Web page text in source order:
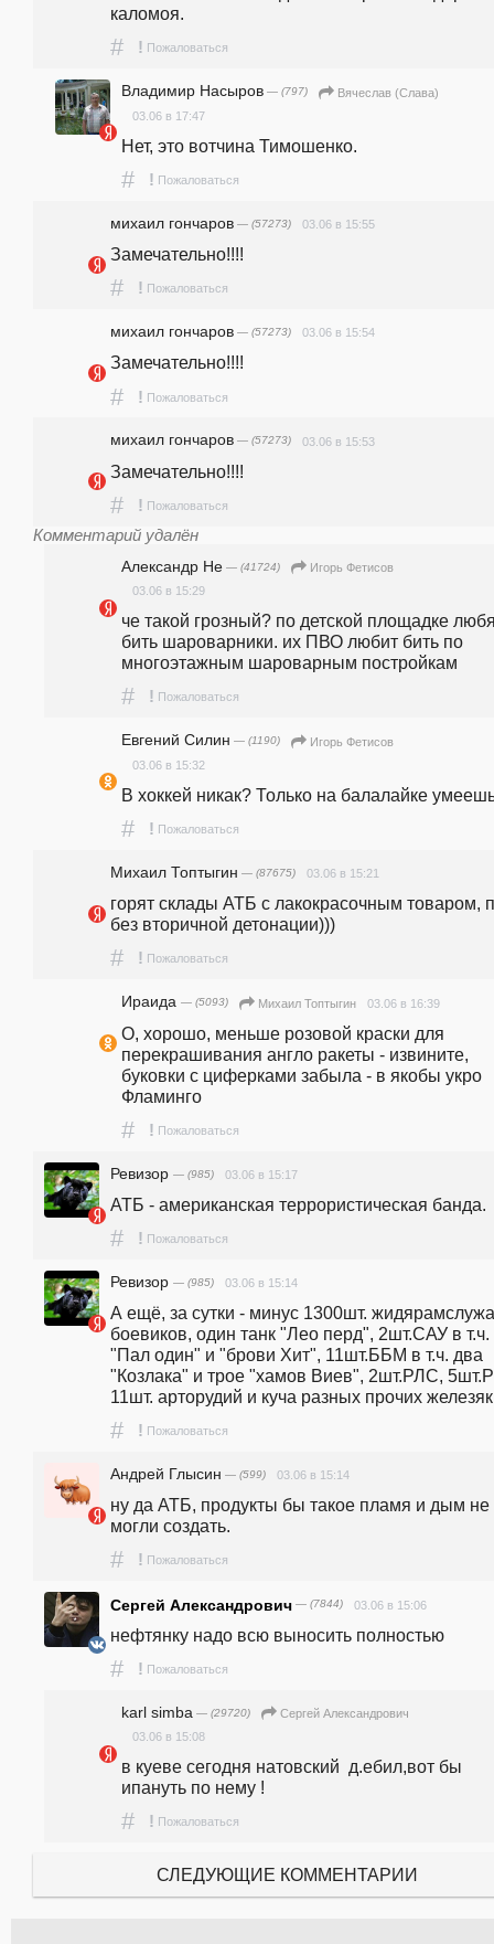
каломоя.
# ! Пожаловаться
Владимир Насыров — (797)
Вячеслав (Слава)
03.06 в 17:47
Нет, это вотчина Тимошенко.
# ! Пожаловаться
михаил гончаров — (57273) 03.06 в 15:55
Замечательно!!!!
# ! Пожаловаться
михаил гончаров — (57273) 03.06 в 15:54
Замечательно!!!!
# ! Пожаловаться
михаил гончаров — (57273) 03.06 в 15:53
Замечательно!!!!
# ! Пожаловаться
Комментарий удалён
Александр Не — (41724)
Игорь Фетисов
03.06 в 15:29
че такой грозный? по детской площадке
бить шароварники. их ПВО любит бить по
многоэтажным шароварным постройкам
# ! Пожаловаться
Евгений Силин — (1190)
Игорь Фетисов
03.06 в 15:32
В хоккей никак? Только на балалайке
# ! Пожаловаться
Михаил Топтыгин — (87675) 03.06 в 15:21
горят склады АТБ с лакокрасочным товаром,
без вторичной детонации)))
# ! Пожаловаться
Ираида — (5093) Михаил Топтыгин 03.06 в 16:39
О, хорошо, меньше розовой краски для
перекрашивания англо ракеты - извините,
буковки с циферками забыла - в якобы укро
Фламинго
# ! Пожаловаться
Ревизор — (985) 03.06 в 15:17
АТБ - американская террористическая банда.
# ! Пожаловаться
Ревизор — (985) 03.06 в 15:14
А ещё, за сутки - минус 1300шт.
боевиков, один танк "Лео перд", 2шт.САУ в т.ч.
"Пал один" и "брови Хит", 11шт.ББМ в т.ч. два
"Козлака" и трое "хамов Виев", 2шт.РЛС,
11шт. арторудий и куча разных прочих
# ! Пожаловаться
Андрей Глысин — (599) 03.06 в 15:14
ну да АТБ, продукты бы такое пламя и дым не
могли создать.
# ! Пожаловаться
Сергей Александрович — (7844) 03.06 в 15:06
нефтянку надо всю выносить полностью
# ! Пожаловаться
karl simba — (29720)
Сергей Александрович
03.06 в 15:08
в куеве сегодня натовский  д.ебил,вот бы
ипануть по нему !
# ! Пожаловаться
СЛЕДУЮЩИЕ КОММЕНТАРИИ